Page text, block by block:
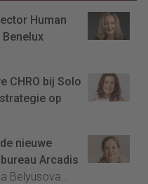
Human
CHRO bij Solo
op
nieuwe
Arcadis
Belyusova...